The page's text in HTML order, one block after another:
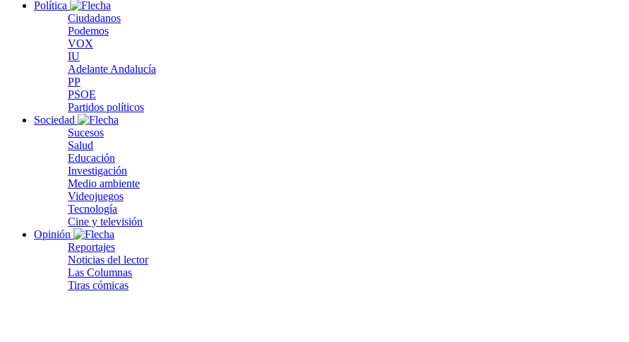
Política
Ciudadanos
Podemos
VOX
IU
Adelante Andalucía
PP
PSOE
Partidos políticos
Sociedad
Sucesos
Salud
Educación
Investigación
Medio ambiente
Videojuegos
Tecnología
Cine y televisión
Opinión
Reportajes
Noticias del lector
Las Columnas
Tiras cómicas